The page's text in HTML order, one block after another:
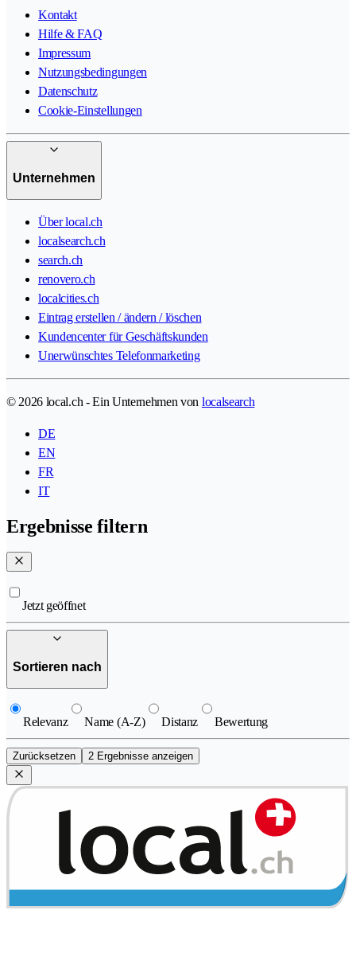
Kontakt
Hilfe & FAQ
Impressum
Nutzungsbedingungen
Datenschutz
Cookie-Einstellungen
Unternehmen
Über local.ch
localsearch.ch
search.ch
renovero.ch
localcities.ch
Eintrag erstellen / ändern / löschen
Kundencenter für Geschäftskunden
Unerwünschtes Telefonmarketing
© 2026 local.ch - Ein Unternehmen von localsearch
DE
EN
FR
IT
Ergebnisse filtern
Jetzt geöffnet
Sortieren nach
Relevanz Name (A-Z) Distanz Bewertung
Zurücksetzen 2 Ergebnisse anzeigen